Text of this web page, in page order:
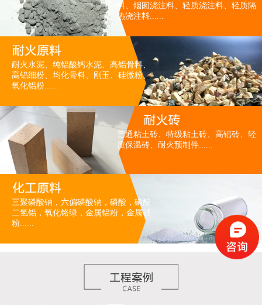
料、烟囱浇注料、轻质浇注料、轻质隔
热浇注料......
耐火水泥、纯铝酸钙水泥、高铝骨料、
高铝细粉、均化骨料、刚玉、硅微粉、
氧化铝粉......
普通粘土砖、特级粘土砖、高铝砖、轻
质保温砖、耐火预制件......
三聚磷酸钠，六偏磷酸钠，磷酸，磷酸
二氢铝，氧化铬绿，金属铝粉，金属硅
粉......